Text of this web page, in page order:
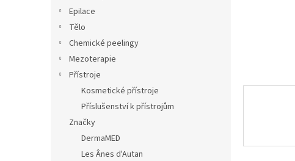
Epilace
Tělo
Chemické peelingy
Mezoterapie
Přístroje
Kosmetické přístroje
Příslušenství k přístrojům
Značky
DermaMED
Les Ânes d'Autan